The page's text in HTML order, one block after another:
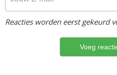
Reacties worden eerst gekeurd